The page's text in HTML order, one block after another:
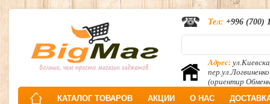
Адрес:
пер.ул.Логвиненко
(ориентир
Тел: +996 (700)
КАТАЛОГ ТОВАРОВ АКЦИИ О НАС